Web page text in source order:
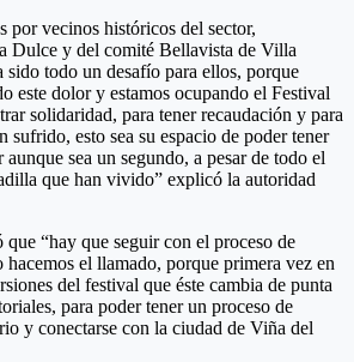
por vecinos históricos del sector,
Dulce y del comité Bellavista de Villa
todo un desafío para ellos, porque
este dolor y estamos ocupando el Festival
solidaridad, para tener recaudación y para
sufrido, esto sea su espacio de poder tener
sea un segundo, a pesar de todo el
que han vivido” explicó la autoridad
“hay que seguir con el proceso de
el llamado, porque primera vez en
del festival que éste cambia de punta
para poder tener un proceso de
y conectarse con la ciudad de Viña del